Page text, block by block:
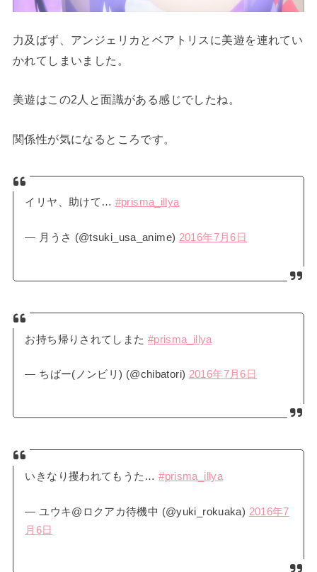
力及ばず、アンジェリカとベアトリスに美遊を連れてい
かれてしまいました。
美遊はこの2人と面識がある感じでしたね。
関係性が気になるところです。
イリヤ、助けて… #prisma_illya
— 月うさ (@tsuki_usa_anime) 2016年7月6日
お持ち帰りされてしまた #prisma_illya
— ちばー(ノンビリ) (@chibatori) 2016年7月6日
いきなり攫われてもうた…#prisma_illya
— ユウキ@ロクアカ待機中 (@yuki_rokuaka) 2016年7
月6日